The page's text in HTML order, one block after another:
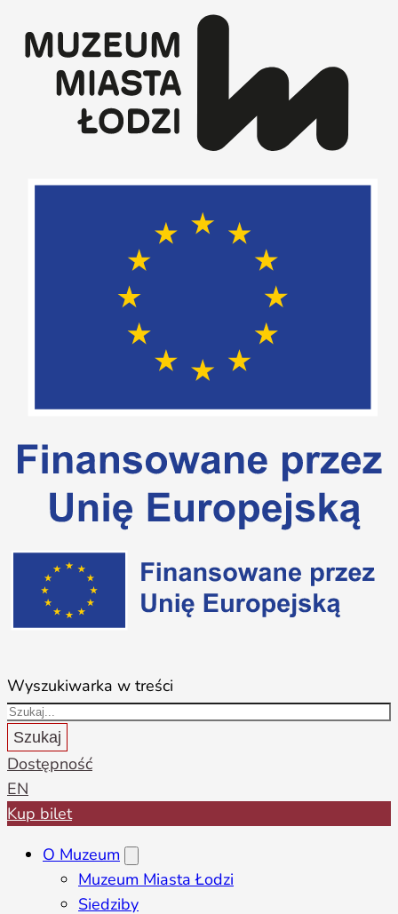
Wyszukiwarka w treści
Szukaj
Dostępność
EN
Kup bilet
O Muzeum
Muzeum Miasta Łodzi
Siedziby